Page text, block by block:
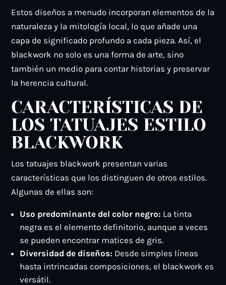
Estos diseños a menudo incorporan elementos de la
naturaleza y la mitología local, lo que añade una
capa de significado profundo a cada pieza. Así, el
blackwork no solo es una forma de arte, sino
también un medio para contar historias y preservar
la herencia cultural.
CARACTERÍSTICAS DE
LOS TATUAJES ESTILO
BLACKWORK
Los tatuajes blackwork presentan varias
características que los distinguen de otros estilos.
Algunas de ellas son:
Uso predominante del color negro: La tinta
negra es el elemento definitorio, aunque a veces
se pueden encontrar matices de gris.
Diversidad de diseños: Desde simples líneas
hasta intrincadas composiciones, el blackwork es
versátil.